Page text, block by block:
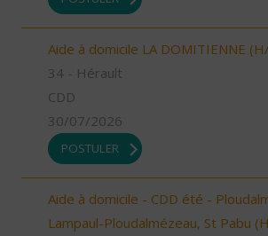
Aide à domicile LA DOMITIENNE
34 - Hérault
CDD
30/07/2026
POSTULER
Aide à domicile - CDD été -
Lampaul-Ploudalmézeau, St Pabu